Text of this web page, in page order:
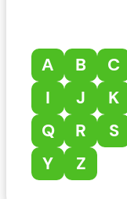
A B C
I
J K
Q
R S
Y
Z